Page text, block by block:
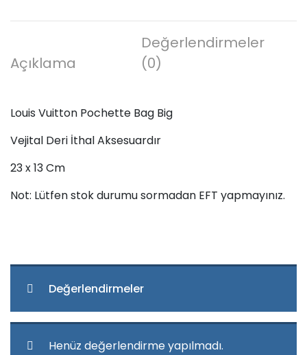
Açıklama
Değerlendirmeler
(0)
Louis Vuitton Pochette Bag Big
Vejital Deri İthal Aksesuardır
23 x 13 Cm
Not: Lütfen stok durumu sormadan EFT yapmayınız.
Değerlendirmeler
Henüz değerlendirme yapılmadı.